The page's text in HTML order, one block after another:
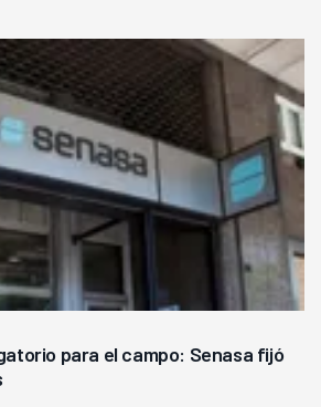
para el campo: Senasa fijó